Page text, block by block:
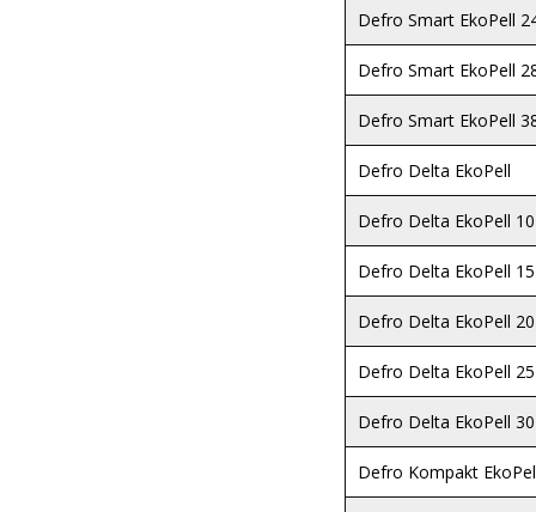
Defro Smart EkoPell
Defro Smart EkoPell
Defro Smart EkoPell
Defro Delta EkoPell
Defro Delta EkoPell 10
Defro Delta EkoPell 15
Defro Delta EkoPell 20
Defro Delta EkoPell 25
Defro Delta EkoPell 30
Defro Kompakt